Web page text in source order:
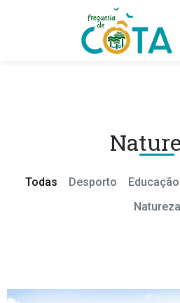
Desporto Educação
Natureza
Todas